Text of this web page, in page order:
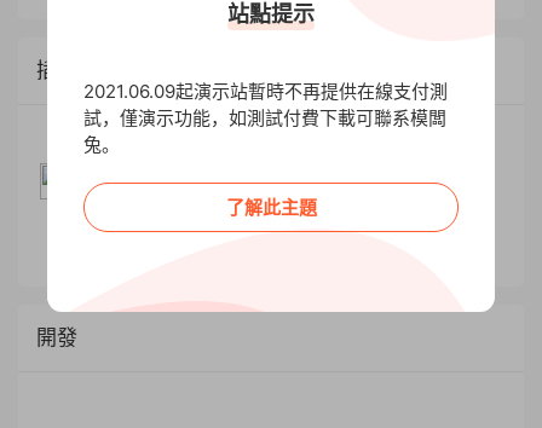
插件
Erphpdown
免登錄收費下載資源
開發
站點提示
2021.06.09起演示站暫時不再提供在線支付測
試，僅演示功能，如測試付費下載可聯系模闆
兔。
了解此主題